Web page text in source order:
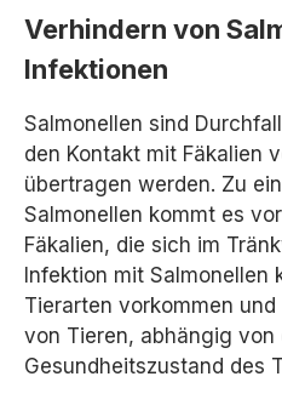
Verhindern von
Infektionen
Salmonellen sind
den Kontakt mit Fäkalien
übertragen werden. Zu
Salmonellen kommt es
Fäkalien, die sich im
Infektion mit Salmonellen
Tierarten vorkommen
von Tieren, abhängig von
Gesundheitszustand des